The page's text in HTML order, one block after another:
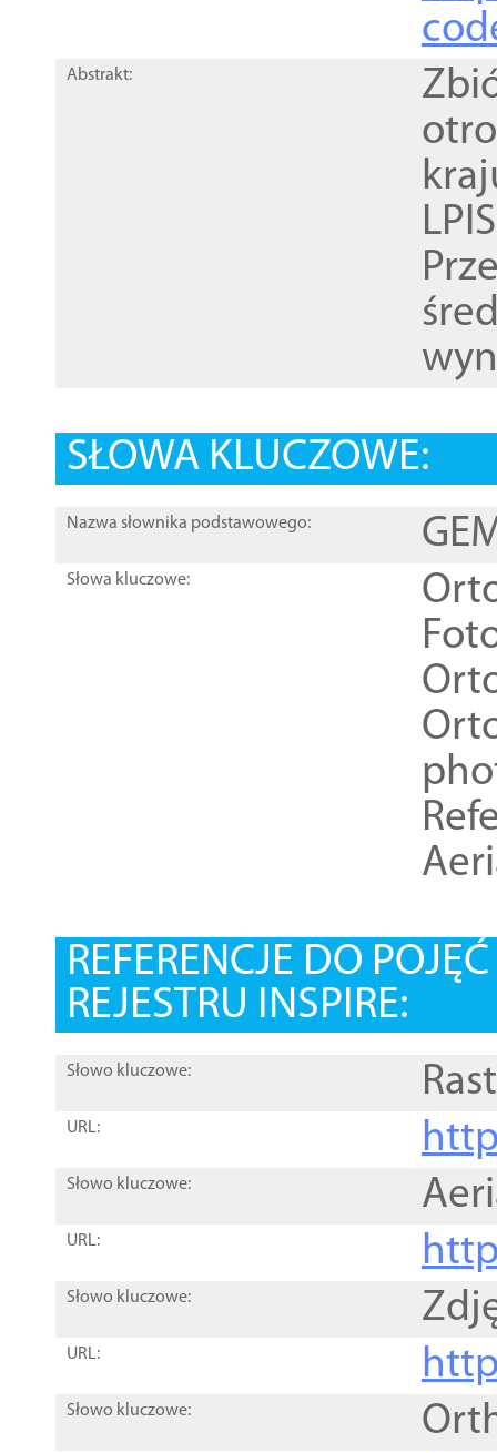
Abstrakt:
SŁOWA KLUCZOWE:
Nazwa słownika podstawowego:
Słowa kluczowe:
REFERENCJE DO
REJESTRU INSPIRE:
Słowo kluczowe:
URL:
Słowo kluczowe:
URL:
Słowo kluczowe:
URL:
Słowo kluczowe: